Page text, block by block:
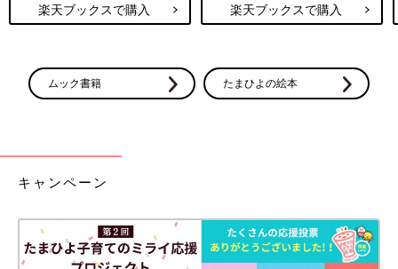
楽天ブックスで購入 楽天ブックスで購入
ムック書籍 たまひよの絵本
キャンペーン